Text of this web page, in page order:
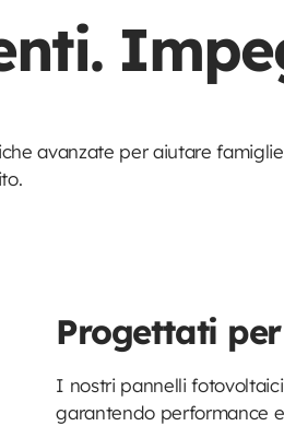
avanzate per aiutare
Progettati
I nostri pannelli
garantendo performance